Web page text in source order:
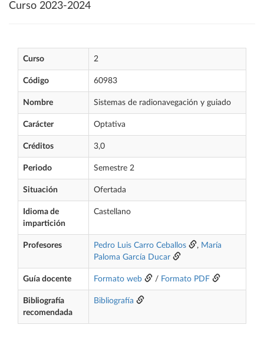
Curso 2023-2024
Curso 2
Código 60983
Nombre Sistemas de radionavegación y guiado
Carácter Optativa
Créditos 3,0
Periodo Semestre 2
Situación Ofertada
Idioma de
impartición
Castellano
Profesores Pedro Luis Carro Ceballos , María
Paloma García Ducar
Guía docente Formato web / Formato PDF
Bibliografía
recomendada
Bibliografía